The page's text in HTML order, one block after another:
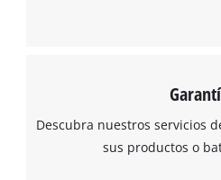
Descubra nuestros servicios
sus productos o